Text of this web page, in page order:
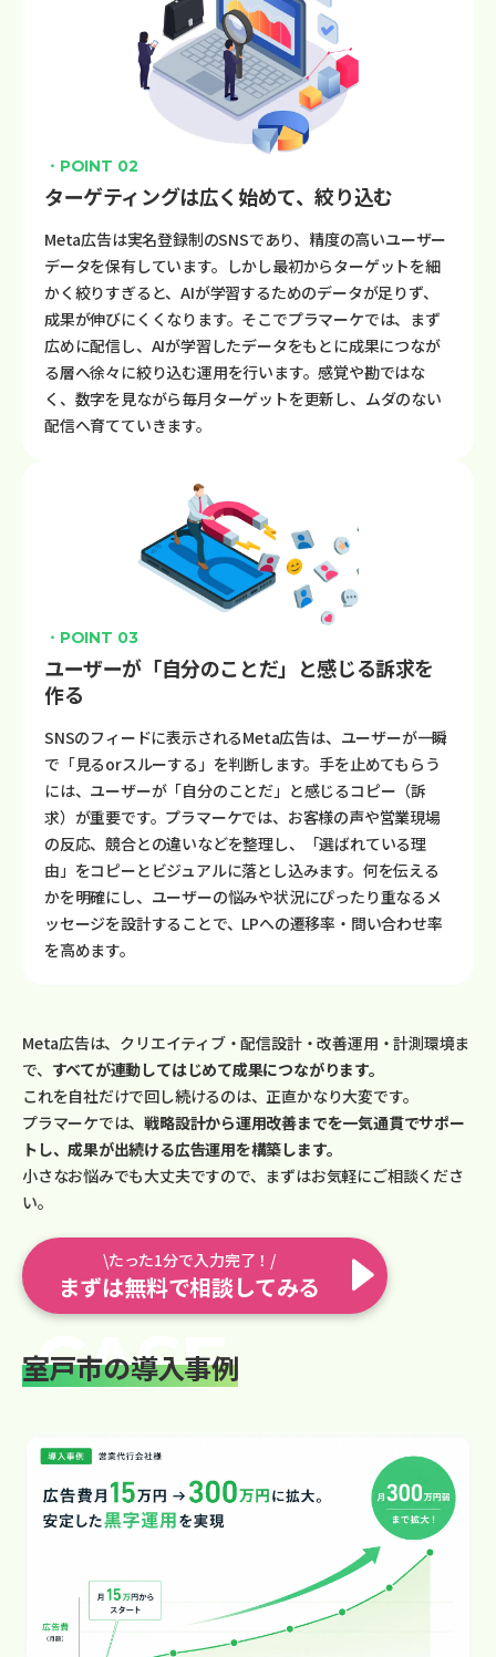
・POINT 02
ターゲティングは広く始めて、絞り込む
Meta広告は実名登録制のSNSであり、精度の高いユーザー
データを保有しています。しかし最初からターゲットを細
かく絞りすぎると、AIが学習するためのデータが足りず、
成果が伸びにくくなります。そこでプラマーケでは、まず
広めに配信し、AIが学習したデータをもとに成果につなが
る層へ徐々に絞り込む運用を行います。感覚や勘ではな
く、数字を見ながら毎月ターゲットを更新し、ムダのない
配信へ育てていきます。
・POINT 03
ユーザーが「自分のことだ」と感じる訴求を
作る
SNSのフィードに表示されるMeta広告は、ユーザーが一瞬
で「見るorスルーする」を判断します。手を止めてもらう
には、ユーザーが「自分のことだ」と感じるコピー（訴
求）が重要です。プラマーケでは、お客様の声や営業現場
の反応、競合との違いなどを整理し、「選ばれている理
由」をコピーとビジュアルに落とし込みます。何を伝える
かを明確にし、ユーザーの悩みや状況にぴったり重なるメ
ッセージを設計することで、LPへの遷移率・問い合わせ率
を高めます。
Meta広告は、クリエイティブ・配信設計・改善運用・計測環境ま
で、 すべてが連動してはじめて成果につながります。
これを自社だけで回し続けるのは、正直かなり大変です。
プラマーケでは、戦略設計から運用改善までを一気通貫でサポー
トし、成果が出続ける広告運用を構築します。
小さなお悩みでも大丈夫ですので、まずはお気軽にご相談くださ
い。
\たった1分で入力完了！/
まずは無料で相談してみる
室戸市の導入事例